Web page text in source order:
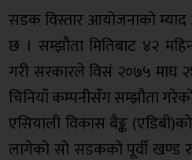
सडक विस्तार आयोजनाको
छ । सम्झौता मितिबाट ४२
गरी सरकारले विसं २०७५ माघ
चिनियाँ कम्पनीसँग सम्झौता
एसियाली विकास बैङ्क
लागेको सो सडकको पूर्वी खण्ड